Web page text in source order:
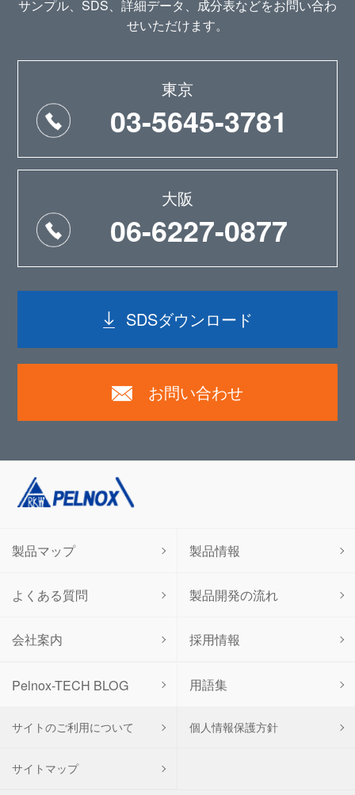
サンプル、SDS、詳細データ、成分表などをお問い合わ
せいただけます。
東京
03-5645-3781
大阪
06-6227-0877
SDSダウンロード
お問い合わせ
Pelnox-TECH BLOG 用語集
製品マップ 製品情報
よくある質問 製品開発の流れ
会社案内 採用情報
サイトのご利用について 個人情報保護方針
サイトマップ